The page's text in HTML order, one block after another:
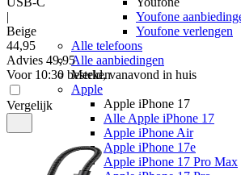
Youfone
Youfone verlengen
Alle telefoons
Alle aanbiedingen
Merken
Apple
Apple iPhone 17
Alle Apple iPhone 17
Apple iPhone Air
Apple iPhone 17e
Apple iPhone 17 Pro Max
|
Beige
44,95
Advies 49,95
Voor 10:30 besteld, vanavond in huis
Vergelijk